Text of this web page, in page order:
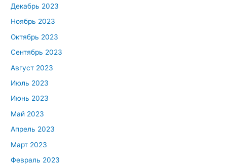
Декабрь 2023
Ноябрь 2023
Октябрь 2023
Сентябрь 2023
Август 2023
Июль 2023
Июнь 2023
Май 2023
Апрель 2023
Март 2023
Февраль 2023